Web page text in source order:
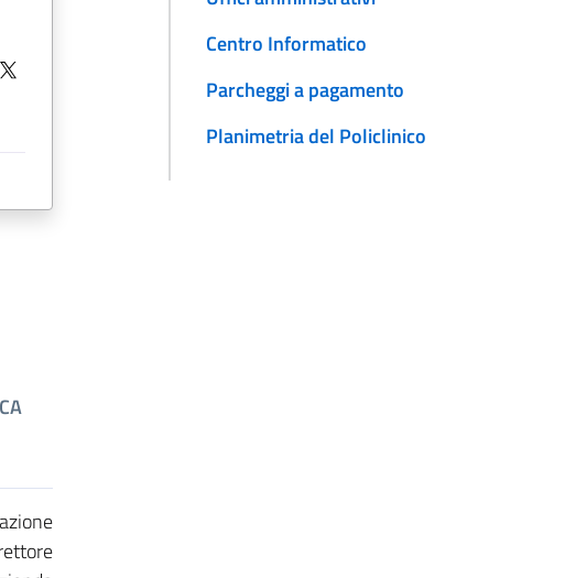
Centro Informatico
Parcheggi a pagamento
Planimetria del Policlinico